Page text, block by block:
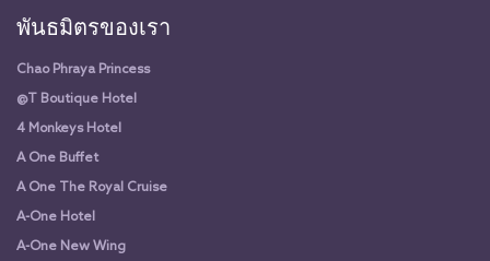
พันธมิตรของเรา
Chao Phraya Princess
@T Boutique Hotel
4 Monkeys Hotel
A One Buffet
A One The Royal Cruise
A-One Hotel
A-One New Wing